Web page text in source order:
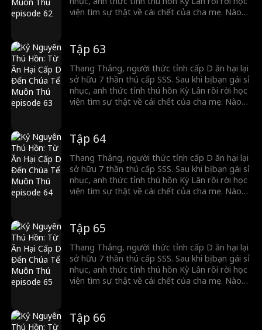
viện tìm sự thật về cái chết của cha mẹ. Nào
đầu!
Tập 63
Thang Thắng, người thức tỉnh cấp D ăn hại lại
sở hữu 7 thần thú cấp SSS. Sau khi bị bạn gái sỉ
nhục, anh thức tỉnh thú hồn Kỳ Lân rồi rời học
viện tìm sự thật về cái chết của cha mẹ. Nào
đầu!
Tập 64
Thang Thắng, người thức tỉnh cấp D ăn hại lại
sở hữu 7 thần thú cấp SSS. Sau khi bị bạn gái sỉ
nhục, anh thức tỉnh thú hồn Kỳ Lân rồi rời học
viện tìm sự thật về cái chết của cha mẹ. Nào
đầu!
Tập 65
Thang Thắng, người thức tỉnh cấp D ăn hại lại
sở hữu 7 thần thú cấp SSS. Sau khi bị bạn gái sỉ
nhục, anh thức tỉnh thú hồn Kỳ Lân rồi rời học
viện tìm sự thật về cái chết của cha mẹ. Nào
đầu!
Tập 66